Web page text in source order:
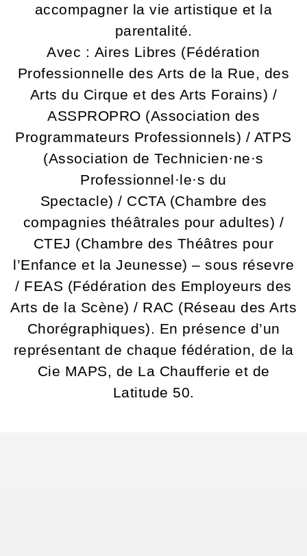
accompagner la vie artistique et la
parentalité.
Avec : Aires Libres (Fédération
Professionnelle des Arts de la Rue, des
Arts du Cirque et des Arts Forains) /
ASSPROPRO (Association des
Programmateurs Professionnels) / ATPS
(Association de Technicien·ne·s
Professionnel·le·s du
Spectacle) / CCTA (Chambre des
compagnies théâtrales pour adultes) /
CTEJ (Chambre des Théâtres pour
l’Enfance et la Jeunesse) – sous résevre
/ FEAS (Fédération des Employeurs des
Arts de la Scène) / RAC (Réseau des Arts
Chorégraphiques). En présence d’un
représentant de chaque fédération, de la
Cie MAPS, de La Chaufferie et de
Latitude 50.